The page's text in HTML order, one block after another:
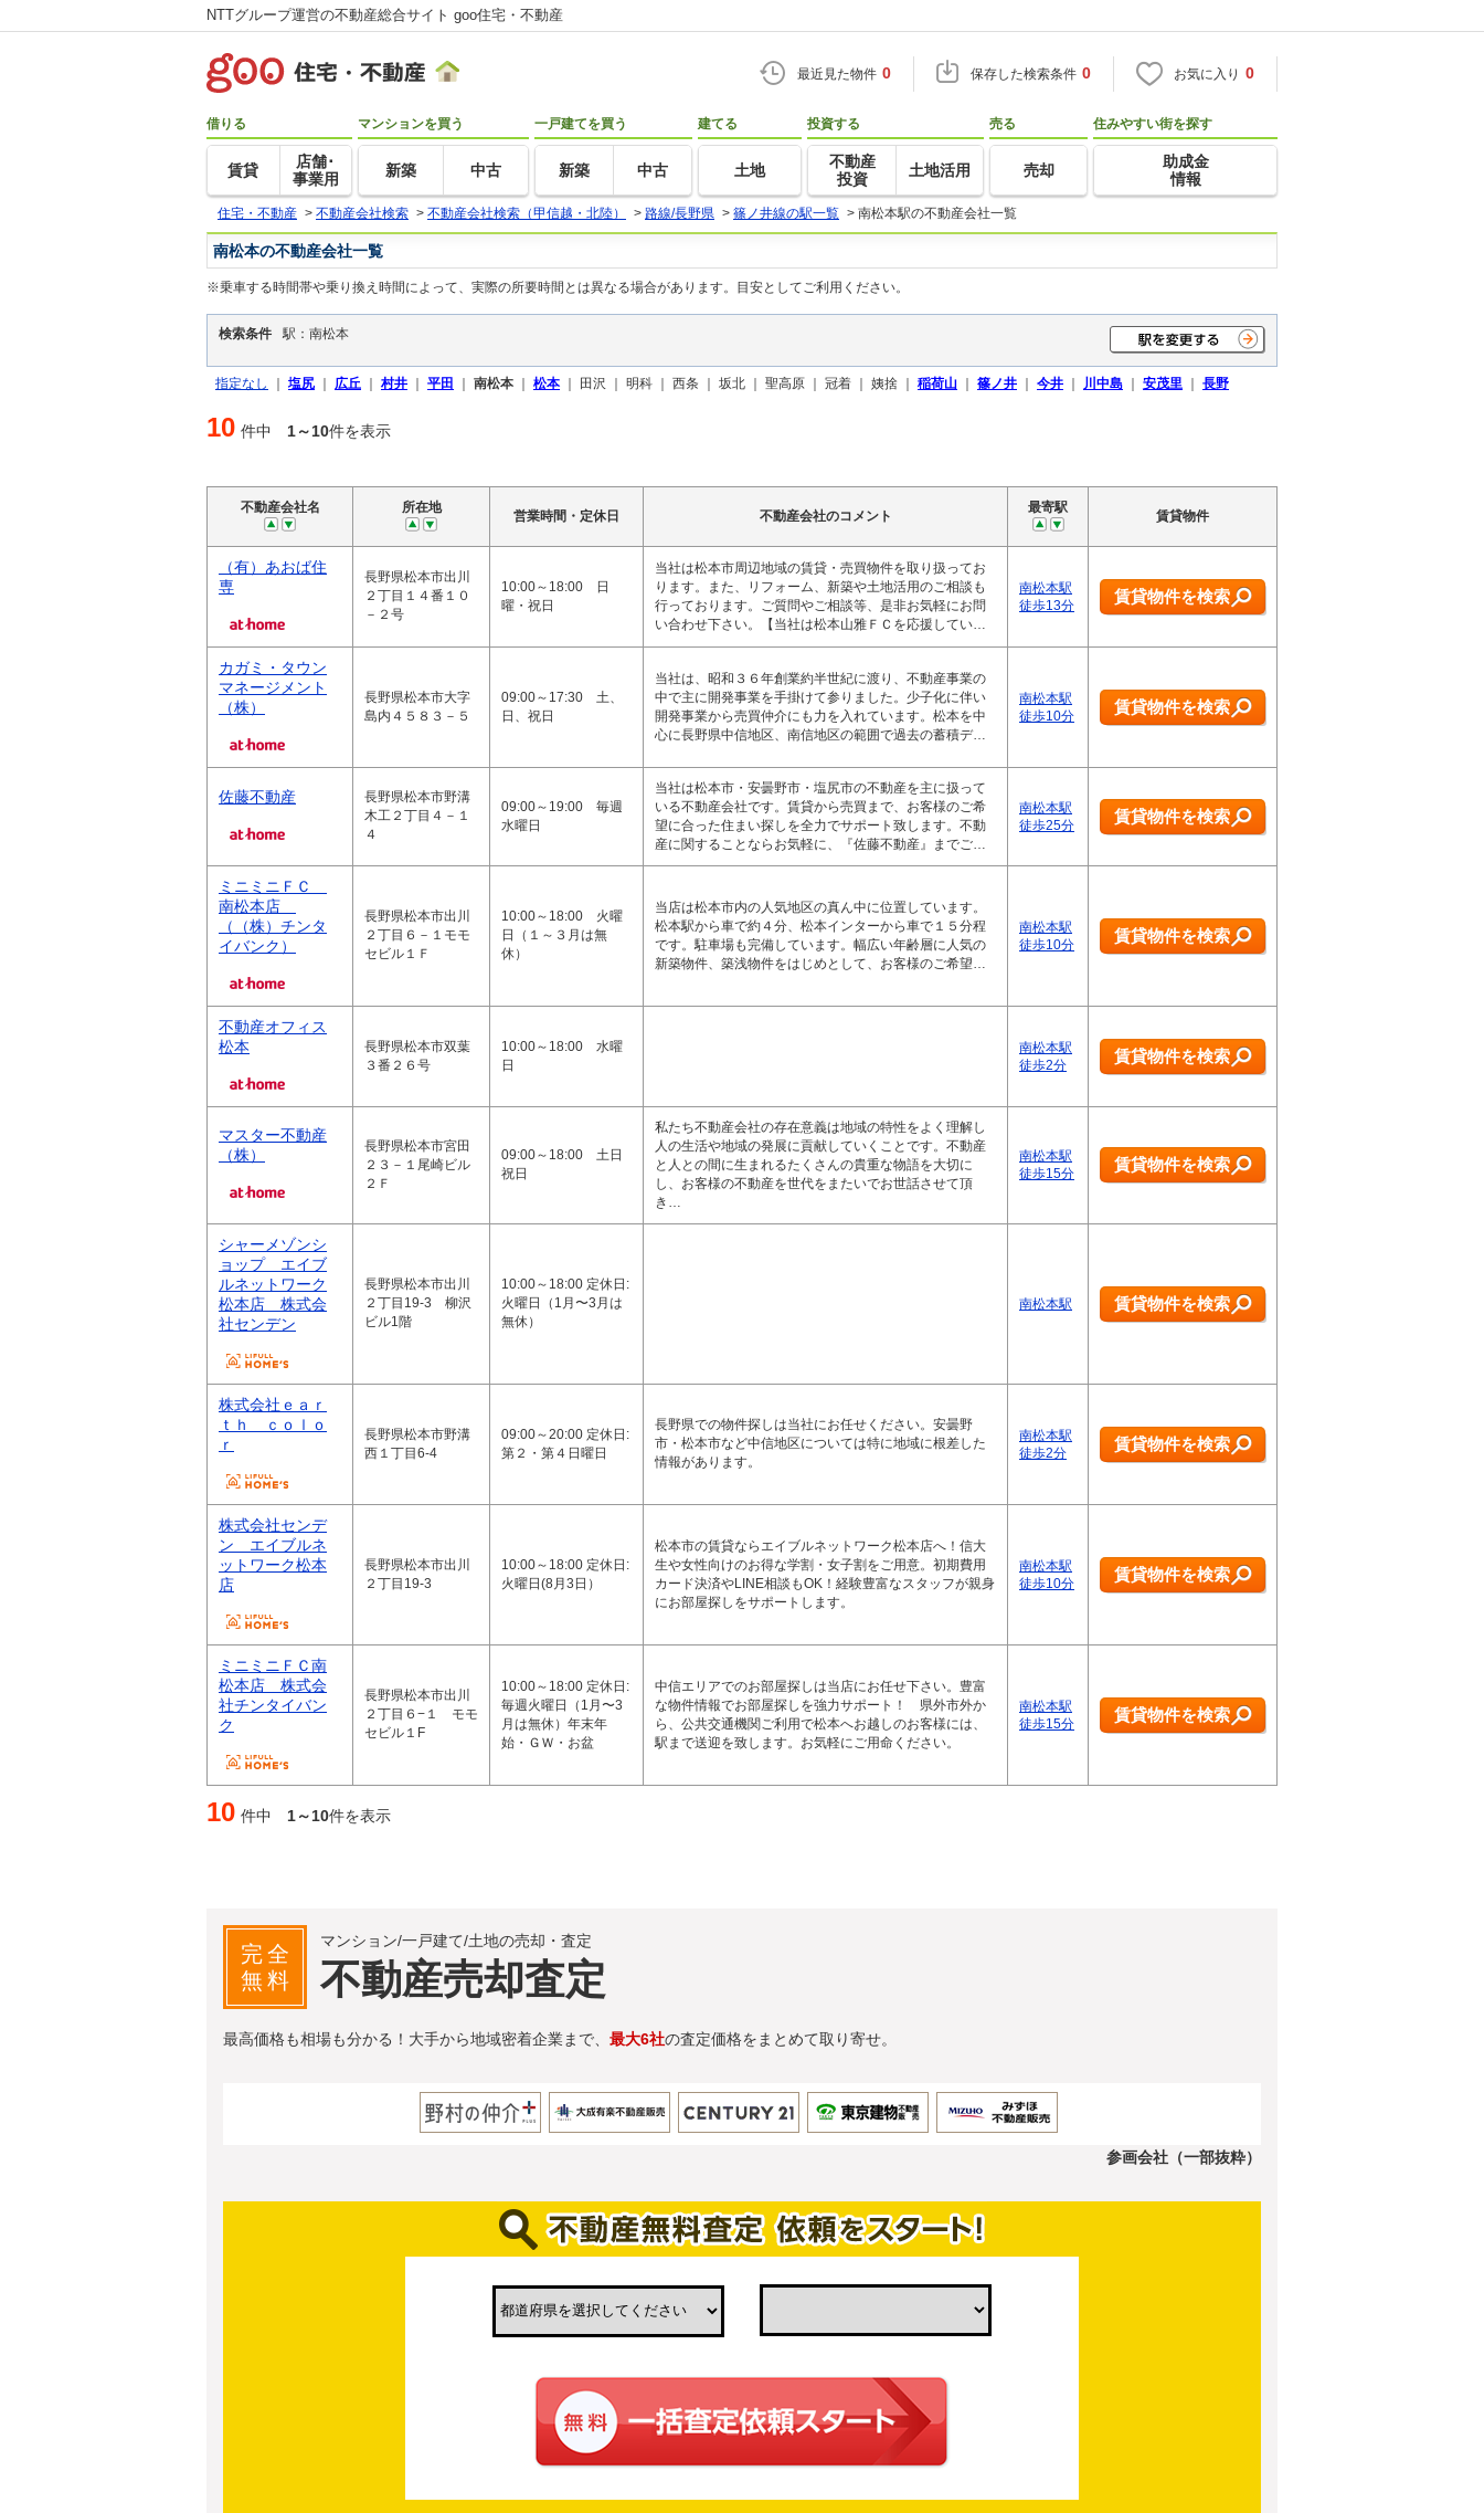
NTTグループ運営の不動産総合サイト goo住宅・不動産
最近見た物件 0 保存した検索条件 0 お気に入り 0
借りる
賃貸
店舗･
事業用
マンションを買う
新築 中古
一戸建てを買う
新築 中古
建てる
土地
投資する
不動産
投資
土地活用
売る
売却
住みやすい街を探す
助成金
情報
住宅・不動産 > 不動産会社検索 > 不動産会社検索（甲信越・北陸） > 路線/長野県 > 篠ノ井線の駅一覧 > 南松本駅の不動産会社一覧
南松本の不動産会社一覧
※乗車する時間帯や乗り換え時間によって、実際の所要時間とは異なる場合があります。目安としてご利用ください。
検索条件 駅：南松本
指定なし ｜ 塩尻 ｜ 広丘 ｜ 村井 ｜ 平田 ｜ 南松本 ｜ 松本 ｜ 田沢 ｜ 明科 ｜ 西条 ｜ 坂北 ｜ 聖高原 ｜ 冠着 ｜ 姨捨 ｜ 稲荷山 ｜ 篠ノ井 ｜ 今井 ｜ 川中島 ｜ 安茂里 ｜ 長野
10 件中 1～10件を表示
不動産会社名 所在地
営業時間・定休日 不動産会社のコメント
最寄駅
賃貸物件
（有）あおば住
専
長野県松本市出川
２丁目１４番１０
－２号
10:00～18:00 日
曜・祝日
当社は松本市周辺地域の賃貸・売買物件を取り扱ってお
ります。また、リフォーム、新築や土地活用のご相談も
行っております。ご質問やご相談等、是非お気軽にお問
い合わせ下さい。【当社は松本山雅ＦＣを応援してい…
南松本駅
徒歩13分
賃貸物件を検索
カガミ・タウン
マネージメント
（株）
長野県松本市大字
島内４５８３－５
09:00～17:30 土、
日、祝日
当社は、昭和３６年創業約半世紀に渡り、不動産事業の
中で主に開発事業を手掛けて参りました。少子化に伴い
開発事業から売買仲介にも力を入れています。松本を中
心に長野県中信地区、南信地区の範囲で過去の蓄積デ…
南松本駅
徒歩10分
賃貸物件を検索
佐藤不動産
長野県松本市野溝
木工２丁目４－１
４
09:00～19:00 毎週
水曜日
当社は松本市・安曇野市・塩尻市の不動産を主に扱って
いる不動産会社です。賃貸から売買まで、お客様のご希
望に合った住まい探しを全力でサポート致します。不動
産に関することならお気軽に、『佐藤不動産』までご…
南松本駅
徒歩25分
賃貸物件を検索
ミニミニＦＣ
南松本店
（（株）チンタ
イバンク）
長野県松本市出川
２丁目６－１モモ
セビル１Ｆ
10:00～18:00 火曜
日（１～３月は無
休）
当店は松本市内の人気地区の真ん中に位置しています。
松本駅から車で約４分、松本インターから車で１５分程
です。駐車場も完備しています。幅広い年齢層に人気の
新築物件、築浅物件をはじめとして、お客様のご希望…
南松本駅
徒歩10分
賃貸物件を検索
不動産オフィス
松本
長野県松本市双葉
３番２６号
10:00～18:00 水曜
日
南松本駅
徒歩2分
賃貸物件を検索
マスター不動産
（株）
長野県松本市宮田
２３－１尾崎ビル
２Ｆ
09:00～18:00 土日
祝日
私たち不動産会社の存在意義は地域の特性をよく理解し
人の生活や地域の発展に貢献していくことです。不動産
と人との間に生まれるたくさんの貴重な物語を大切に
し、お客様の不動産を世代をまたいでお世話させて頂
き…
南松本駅
徒歩15分
賃貸物件を検索
シャーメゾンシ
ョップ エイブ
ルネットワーク
松本店 株式会
社センデン
長野県松本市出川
２丁目19-3 柳沢
ビル1階
10:00～18:00 定休日:
火曜日（1月〜3月は
無休）
南松本駅 賃貸物件を検索
株式会社ｅａｒ
ｔｈ ｃｏｌｏ
ｒ
長野県松本市野溝
西１丁目6-4
09:00～20:00 定休日:
第２・第４日曜日
長野県での物件探しは当社にお任せください。安曇野
市・松本市など中信地区については特に地域に根差した
情報があります。
南松本駅
徒歩2分
賃貸物件を検索
株式会社センデ
ン エイブルネ
ットワーク松本
店
長野県松本市出川
２丁目19-3
10:00～18:00 定休日:
火曜日(8月3日）
松本市の賃貸ならエイブルネットワーク松本店へ！信大
生や女性向けのお得な学割・女子割をご用意。初期費用
カード決済やLINE相談もOK！経験豊富なスタッフが親身
にお部屋探しをサポートします。
南松本駅
徒歩10分
賃貸物件を検索
ミニミニＦＣ南
松本店 株式会
社チンタイバン
ク
長野県松本市出川
２丁目６−１ モモ
セビル１F
10:00～18:00 定休日:
毎週火曜日（1月〜3
月は無休）年末年
始・ＧＷ・お盆
中信エリアでのお部屋探しは当店にお任せ下さい。豊富
な物件情報でお部屋探しを強力サポート！ 県外市外か
ら、公共交通機関ご利用で松本へお越しのお客様には、
駅まで送迎を致します。お気軽にご用命ください。
南松本駅
徒歩15分
賃貸物件を検索
10 件中 1～10件を表示
完全
無料
マンション/一戸建て/土地の売却・査定
不動産売却査定
最高価格も相場も分かる！大手から地域密着企業まで、 最大6社の査定価格をまとめて取り寄せ。
参画会社（一部抜粋）